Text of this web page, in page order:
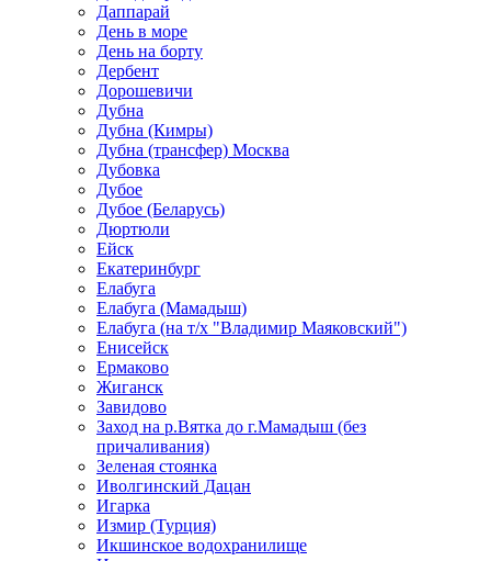
Даппарай
День в море
День на борту
Дербент
Дорошевичи
Дубна
Дубна (Кимры)
Дубна (трансфер) Москва
Дубовка
Дубое
Дубое (Беларусь)
Дюртюли
Ейск
Екатеринбург
Елабуга
Елабуга (Мамадыш)
Елабуга (на т/х "Владимир Маяковский")
Енисейск
Ермаково
Жиганск
Завидово
Заход на р.Вятка до г.Мамадыш (без
причаливания)
Зеленая стоянка
Иволгинский Дацан
Игарка
Измир (Турция)
Икшинское водохранилище